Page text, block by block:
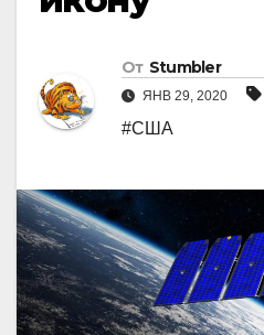
От Stumbler
ЯНВ 29, 2020
#США